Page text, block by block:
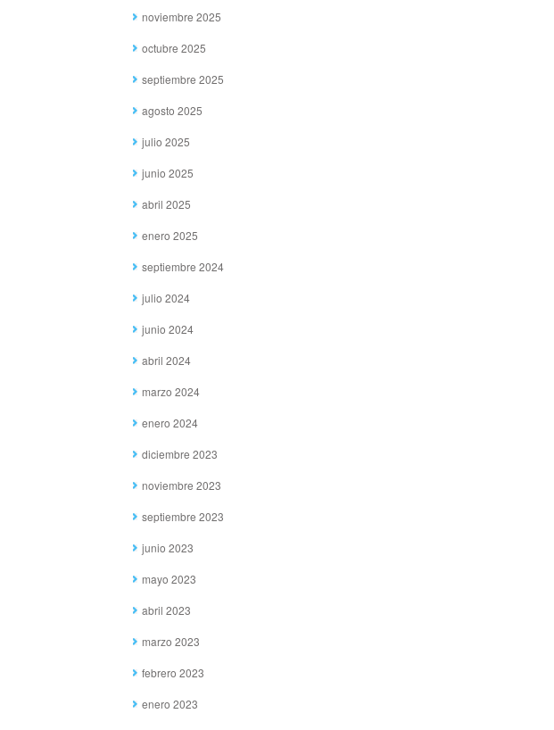
noviembre 2025
octubre 2025
septiembre 2025
agosto 2025
julio 2025
junio 2025
abril 2025
enero 2025
septiembre 2024
julio 2024
junio 2024
abril 2024
marzo 2024
enero 2024
diciembre 2023
noviembre 2023
septiembre 2023
junio 2023
mayo 2023
abril 2023
marzo 2023
febrero 2023
enero 2023